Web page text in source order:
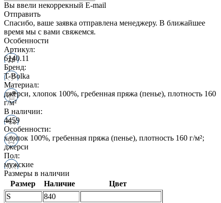
Вы ввели некоррекный E-mail
Отправить
Спасибо, ваше заявка отправлена менеджеру. В ближайшее
время мы с вами свяжемся.
Особенности
Артикул:
6140.11
Бренд:
T-Bolka
Материал:
джерси, хлопок 100%, гребенная пряжа (пенье), плотность 160
г/м²
В наличии:
4459
Особенности:
хлопок 100%, гребенная пряжа (пенье), плотность 160 г/м²;
джерси
Пол:
мужские
Размеры в наличии
Размер
Наличие
Цвет
S
840